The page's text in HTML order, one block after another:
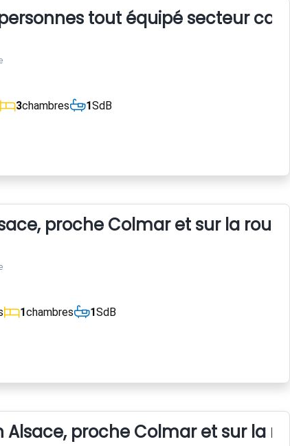
tout équipé secteur
3chambres 1SdB
proche Colmar et sur la
1chambres 1SdB
proche Colmar et sur la